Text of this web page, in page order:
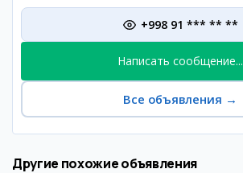
+998 91 *** ** **
Написать сообщение...
Все объявления →
Другие похожие объявления